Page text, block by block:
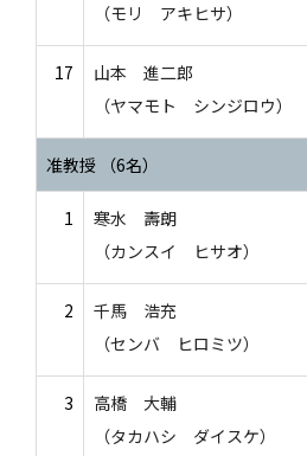
（モリ アキヒサ）
17
山本 進二郎
（ヤマモト シンジロウ）
准教授 （6名）
1
寒水 壽朗
（カンスイ ヒサオ）
2
千馬 浩充
（センバ ヒロミツ）
3
高橋 大輔
（タカハシ ダイスケ）